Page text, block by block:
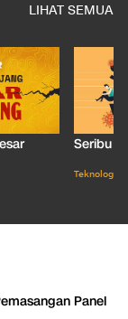
LIHAT SEMUA
Seribu
Teknologi
Panel